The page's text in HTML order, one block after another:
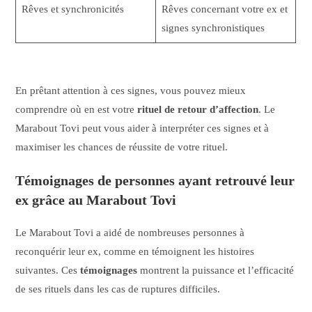
Rêves et synchronicités
Rêves concernant votre ex et
signes synchronistiques
En prêtant attention à ces signes, vous pouvez mieux
comprendre où en est votrerituel de retour d’affection. Le
Marabout Tovi peut vous aider à interpréter ces signes et à
maximiser les chances de réussite de votre rituel.
Témoignages de personnes ayant retrouvé leur
ex grâce au Marabout Tovi
Le Marabout Tovi a aidé de nombreuses personnes à
reconquérir leur ex, comme en témoignent les histoires
suivantes. Cestémoignages montrent la puissance et l’efficacité
de ses rituels dans les cas de ruptures difficiles.